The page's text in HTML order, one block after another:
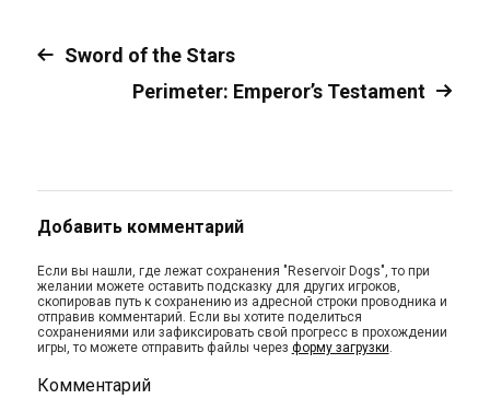
Sword of the Stars
Perimeter: Emperor’s Testament
Добавить комментарий
Если вы нашли, где лежат сохранения "Reservoir Dogs", то при
желании можете оставить подсказку для других игроков,
скопировав путь к сохранению из адресной строки проводника и
отправив комментарий. Если вы хотите поделиться
сохранениями или зафиксировать свой прогресс в прохождении
игры, то можете отправить файлы через форму загрузки.
Комментарий